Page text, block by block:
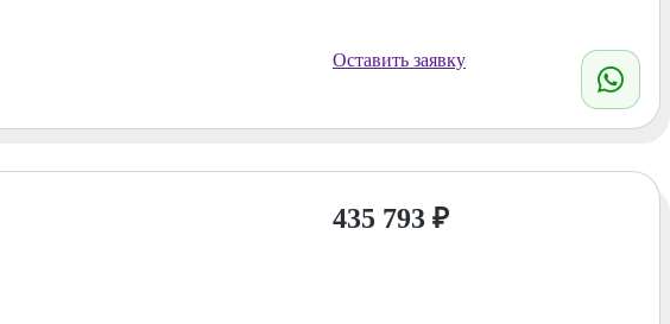
Оставить заявку
435 793 ₽